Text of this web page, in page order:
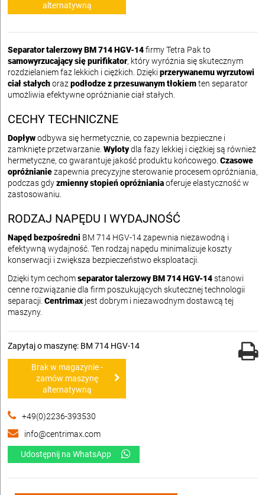
alternatywną
Separator talerzowy BM 714 HGV-14firmy Tetra Pak to
samowyrzucający się purifikator, który wyróżnia się skutecznym
rozdzielaniem faz lekkich i ciężkich. Dzięki przerywanemu wyrzutowi
ciał stałychorazpodłodze z przesuwanym tłokiemten separator
umożliwia efektywne opróżnianie ciał stałych.
CECHY TECHNICZNE
Dopływodbywa się hermetycznie, co zapewnia bezpieczne i
zamknięte przetwarzanie. Wylotydla fazy lekkiej i ciężkiej są również
hermetyczne, co gwarantuje jakość produktu końcowego. Czasowe
opróżnianiezapewnia precyzyjne sterowanie procesem opróżniania,
podczas gdyzmienny stopień opróżnianiaoferuje elastyczność w
zastosowaniu.
RODZAJ NAPĘDU I WYDAJNOŚĆ
Napęd bezpośredni BM 714 HGV-14 zapewnia niezawodną i
efektywną wydajność. Ten rodzaj napędu minimalizuje koszty
konserwacji i zwiększa bezpieczeństwo eksploatacji.
Dzięki tym cechomseparator talerzowy BM 714 HGV-14stanowi
cenne rozwiązanie dla firm poszukujących skutecznej technologii
separacji. Centrimax jest dobrym i niezawodnym dostawcą tej
maszyny.
Zapytaj o maszynę: BM 714 HGV-14
Brak w magazynie -
zamów maszynę
alternatywną
+49(0)2236-393530
info@centrimax.com
Udostępnij na WhatsApp